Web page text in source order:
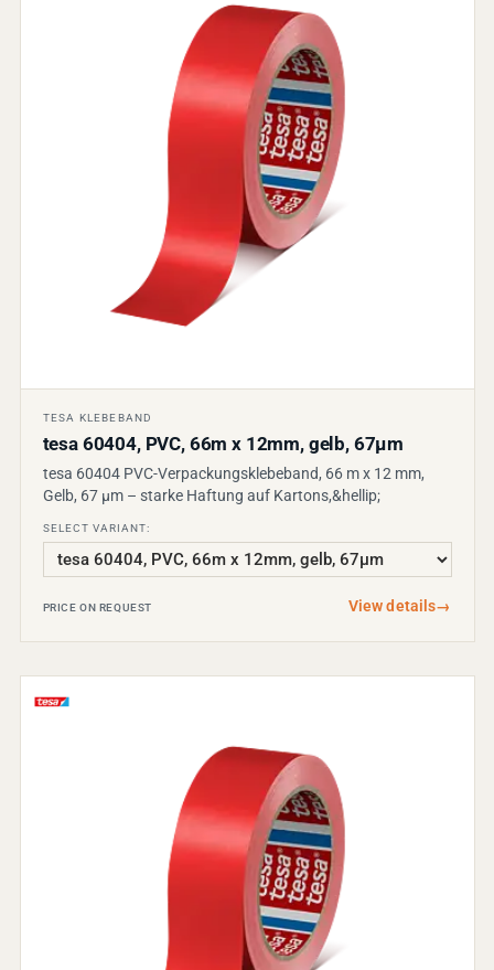
TESA KLEBEBAND
tesa 60404, PVC, 66m x 12mm, gelb, 67µm
tesa 60404 PVC-Verpackungsklebeband, 66 m x 12 mm,
Gelb, 67 µm – starke Haftung auf Kartons,&hellip;
SELECT VARIANT:
PRICE ON REQUEST View details→